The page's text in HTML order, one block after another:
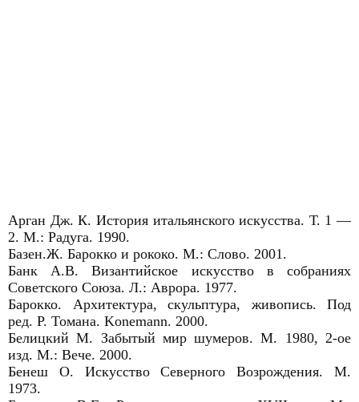
Арган Дж. К. История итальянского искусства. Т. 1 ―
2. М.: Радуга. 1990.
Базен.Ж. Барокко и рококо. М.: Слово. 2001.
Банк А.В. Византийское искусство в собраниях
Советского Союза. Л.: Аврора. 1977.
Барокко. Архитектура, скульптура, живопись. Под
ред. Р. Томана. Konemann. 2000.
Белицкий М. Забытый мир шумеров. М. 1980, 2-ое
изд. М.: Вече. 2000.
Бенеш О. Искусство Северного Возрождения. М.
1973.